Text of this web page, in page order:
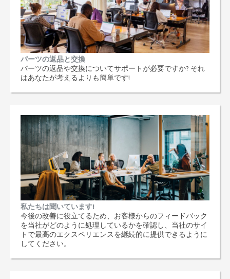
パーツの返品と交換
パーツの返品や交換についてサポートが必要ですか? それ
はあなたが考えるよりも簡単です!
私たちは聞いています!
今後の改善に役立てるため、お客様からのフィードバック
を当社がどのように処理しているかを確認し、当社のサイ
トで最高のエクスペリエンスを継続的に提供できるように
してください。